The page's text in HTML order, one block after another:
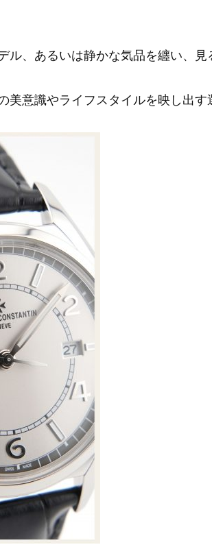
、あるいは静かな気品を纏い、見
意識やライフスタイルを映し出す